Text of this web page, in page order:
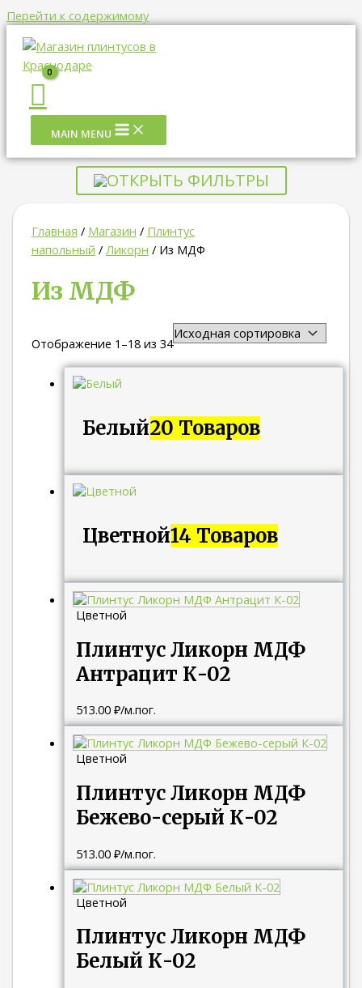
Перейти к содержимому
MAIN MENU
Главная / Магазин / Плинтус
напольный / Ликорн / Из МДФ
Из МДФ
Отображение 1–18 из 34
Белый20 Товаров
Цветной14 Товаров
Цветной
Плинтус Ликорн МДФ
Антрацит К-02
513.00₽/м.пог.
Цветной
Плинтус Ликорн МДФ
Бежево-серый К-02
513.00₽/м.пог.
Цветной
Плинтус Ликорн МДФ
Белый К-02
ОТКРЫТЬ ФИЛЬТРЫ